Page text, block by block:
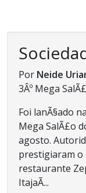
Por Neide
3Âº Mega
Foi lanÃ§ado
Mega SalÃ£o
agosto.
prestigiaram o
restaurante
ItajaÃ­...